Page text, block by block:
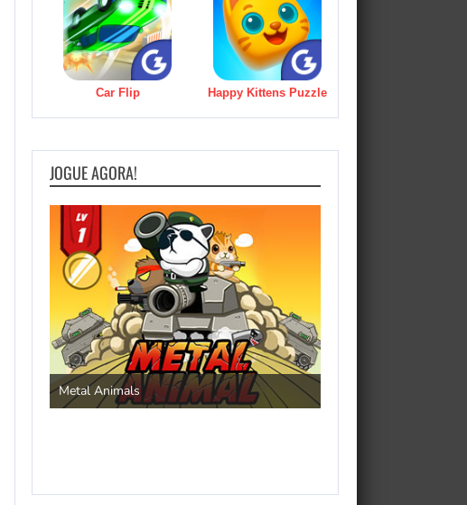
Car Flip Happy Kittens Puzzle
JOGUE AGORA!
Metal Animals